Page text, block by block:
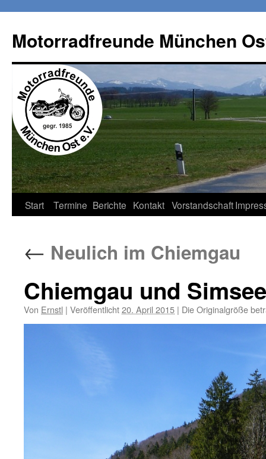
springen
Motorradfreunde München
Start Termine Berichte Kontakt Vorstandschaft
← Neulich im Chiemgau
Chiemgau und
Von Ernstl | Veröffentlicht20. April 2015 | Die Originalgröße